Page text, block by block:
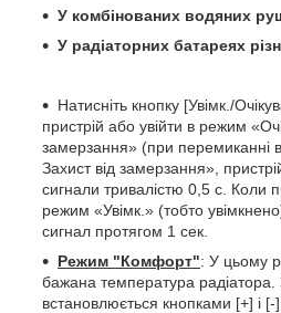
У комбінованих водяних
У радіаторних батареях
Натисніть кнопку [Увімк./
пристрій або увійти в режим
замерзання» (при перемиканні
Захист від замерзання»,
сигнали тривалістю 0,5 с. Коли
режим «Увімк.» (тобто
сигнал протягом 1 сек.
Режим "Комфорт": У цьому
бажана температура
встановлюється кнопками [+] і